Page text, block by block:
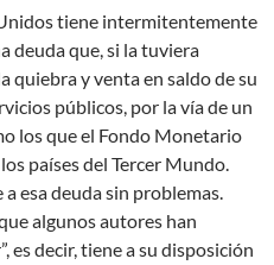
tiene intermitentemente
deuda que, si la tuviera
quiebra y venta en saldo de su
públicos, por la vía de un
los que el Fondo Monetario
países del Tercer Mundo.
esa deuda sin problemas.
algunos autores han
es decir, tiene a su disposición